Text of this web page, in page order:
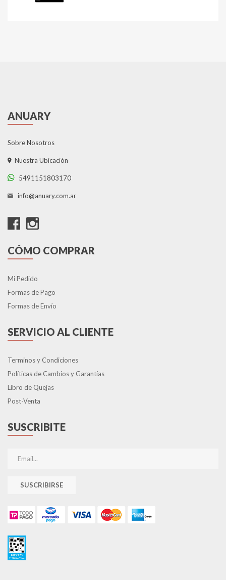
ANUARY
Sobre Nosotros
Nuestra Ubicación
5491151803170
info@anuary.com.ar
CÓMO COMPRAR
Mi Pedido
Formas de Pago
Formas de Envío
SERVICIO AL CLIENTE
Terminos y Condiciones
Políticas de Cambios y Garantías
Libro de Quejas
Post-Venta
SUSCRIBITE
SUSCRIBIRSE